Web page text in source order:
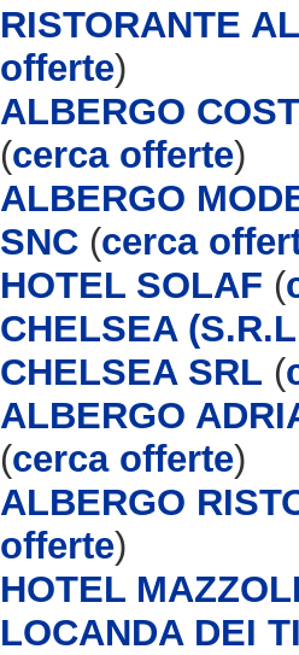
RISTORANTE
offerte)
ALBERGO
(cerca offerte)
ALBERGO
SNC (cerca
HOTEL SOLAF (
CHELSEA
CHELSEA SRL (
ALBERGO
(cerca offerte)
ALBERGO
offerte)
HOTEL
LOCANDA DEI